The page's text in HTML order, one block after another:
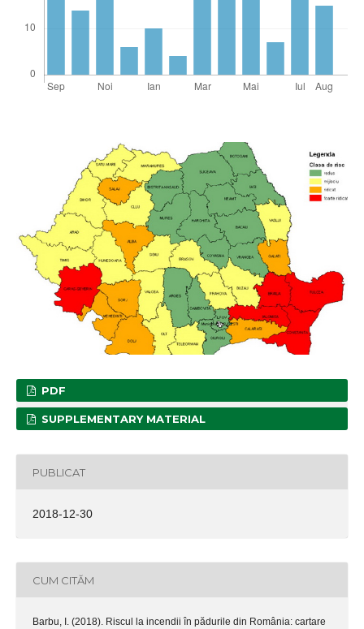
PDF
SUPPLEMENTARY MATERIAL
PUBLICAT
2018-12-30
CUM CITĂM
Barbu, I. (2018). Riscul la incendii în pădurile din România: cartare